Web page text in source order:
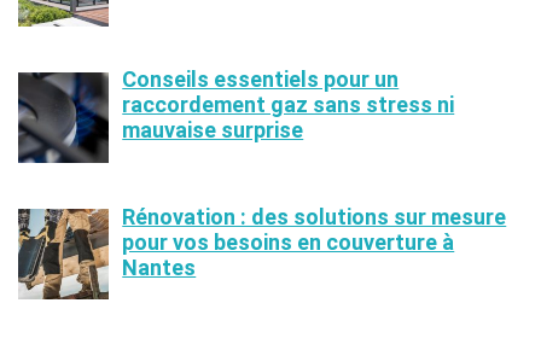
Conseils essentiels pour un
raccordement gaz sans stress ni
mauvaise surprise
Rénovation : des solutions sur mesure
pour vos besoins en couverture à
Nantes